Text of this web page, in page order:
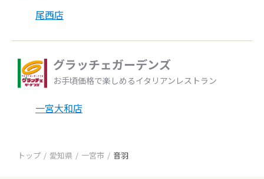
尾西店
グラッチェガーデンズ
お手頃価格で楽しめるイタリアンレストラン
一宮大和店
トップ 愛知県 一宮市 音羽